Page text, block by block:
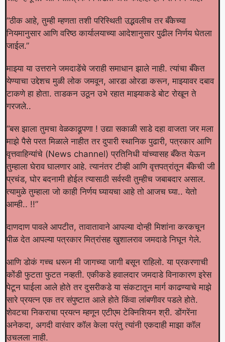
“ठीक आहे, तुम्ही म्हणता तशी परिस्थिती उद्भवलीच तर बँकेच्या
नियमानुसार आणि वरिष्ठ कार्यालयाच्या आदेशानुसार पुढील निर्णय घेतला
जाईल.”
माझ्या या उत्तराने जमदाडेंचे जराही समाधान झाले नाही. त्यांचा बँकेत
येण्याचा उद्देशच मुळी लोक जमवून, आरडा ओरडा करून, माझ्यावर दबाव
टाकणे हा होता. ताडकन उठून उभे रहात माझ्याकडे बोट रोखून ते
गरजले..
“बस झाला तुमचा वेळकाढूपणा ! उद्या सकाळी साडे दहा वाजता जर मला
माझे पैसे परत मिळाले नाहीत तर दुपारी स्थानिक पुढारी, पत्रकार आणि
वृत्तवाहिन्यांचे (News channel) प्रतिनिधी यांच्यासह बँकेत येऊन
तुम्हाला घेराव घालणार आहे. त्यानंतर टीव्ही आणि वृत्तपत्रांतून बँकेची जी
प्रचंड, घोर बदनामी होईल त्यासाठी सर्वस्वी तुम्हीच जबाबदार असाल.
त्यामुळे तुम्हाला जो काही निर्णय घ्यायचा आहे तो आजच घ्या.. येतो
आम्ही.. !!”
दाणदाण पावले आपटीत, तावातावाने आपल्या दोन्ही मिशांना करकचून
पीळ देत आपल्या पत्रकार मित्रांसह खुशालराव जमदाडे निघून गेले.
आणि डोकं गच्च धरून मी जागच्या जागी बसून राहिलो. या प्रकरणाची
कोंडी फुटता फुटत नव्हती. एकीकडे हवालदार जमदाडे विनाकारण इरेस
पेटून घाईला आले होते तर दुसरीकडे या संकटातून मार्ग काढण्याचे माझे
सारे प्रयत्न एक तर संपुष्टात आले होते किंवा लांबणीवर पडले होते.
शेवटचा निकराचा प्रयत्न म्हणून एटीएम टेक्निशियन श्री. डोंगरेंना
अनेकदा, अगदी वारंवार कॉल केला परंतु त्यांनी एकदाही माझा कॉल
उचलला नाही.